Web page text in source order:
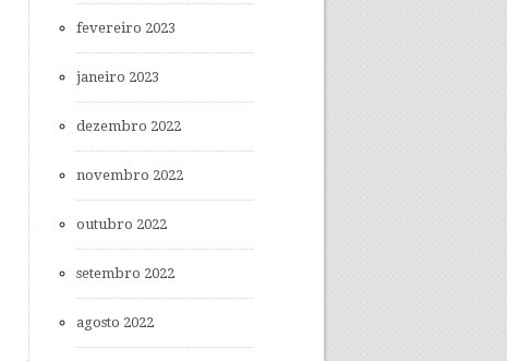
fevereiro 2023
janeiro 2023
dezembro 2022
novembro 2022
outubro 2022
setembro 2022
agosto 2022